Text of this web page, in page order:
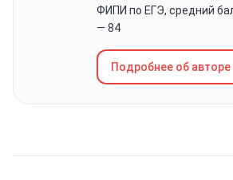
ФИПИ по ЕГЭ, средний
— 84
Подробнее об авторе